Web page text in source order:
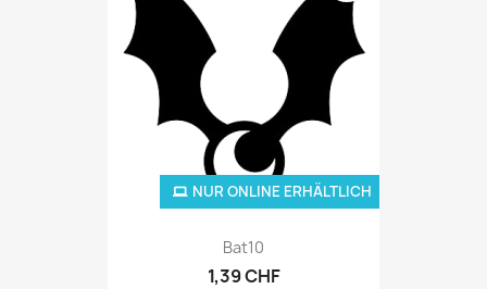
Bat10
1,39 CHF
NUR ONLINE ERHÄLTLICH